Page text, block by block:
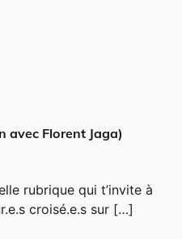
avec Florent Jaga)
rubrique qui t’invite à
croisé.e.s sur […]